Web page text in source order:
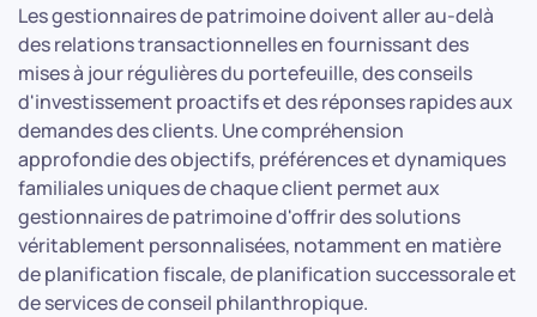
Les gestionnaires de patrimoine doivent aller au-delà
des relations transactionnelles en fournissant des
mises à jour régulières du portefeuille, des conseils
d'investissement proactifs et des réponses rapides aux
demandes des clients. Une compréhension
approfondie des objectifs, préférences et dynamiques
familiales uniques de chaque client permet aux
gestionnaires de patrimoine d'offrir des solutions
véritablement personnalisées, notamment en matière
de planification fiscale, de planification successorale et
de services de conseil philanthropique.